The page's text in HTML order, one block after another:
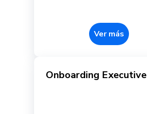
Ver más
Onboarding Executive